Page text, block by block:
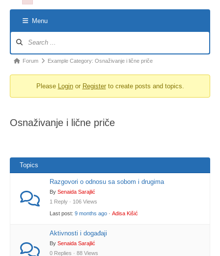
Menu
Forum Example Category: Osnaživanje i lične priče
Please Loginor Registerto create posts and topics.
Osnaživanje i lične priče
Topics
Razgovori o odnosu sa sobom i drugima
By Senaida Sarajlić
1 Reply · 106 Views
Last post: 9 months ago · Adisa Kišić
Aktivnosti i događaji
By Senaida Sarajlić
0 Replies · 88 Views
Failed to initialize plugin: wplink